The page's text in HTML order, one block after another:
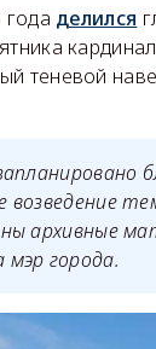
года делился
теневой
архивные
города.